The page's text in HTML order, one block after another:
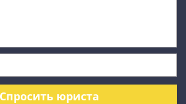
Спросить юриста